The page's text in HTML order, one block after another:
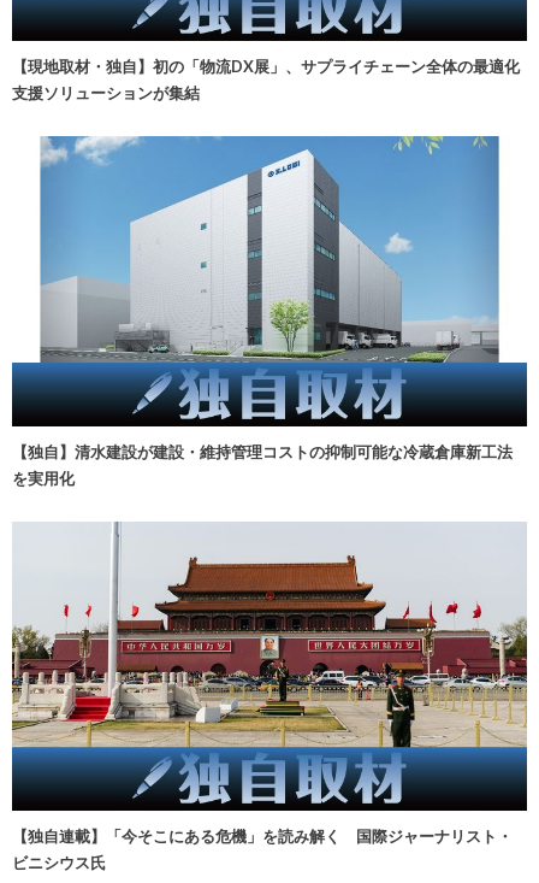
【現地取材・独自】初の「物流DX展」、サプライチェーン全体の最適化
支援ソリューションが集結
【独自】清水建設が建設・維持管理コストの抑制可能な冷蔵倉庫新工法
を実用化
【独自連載】「今そこにある危機」を読み解く 国際ジャーナリスト・
ビニシウス氏